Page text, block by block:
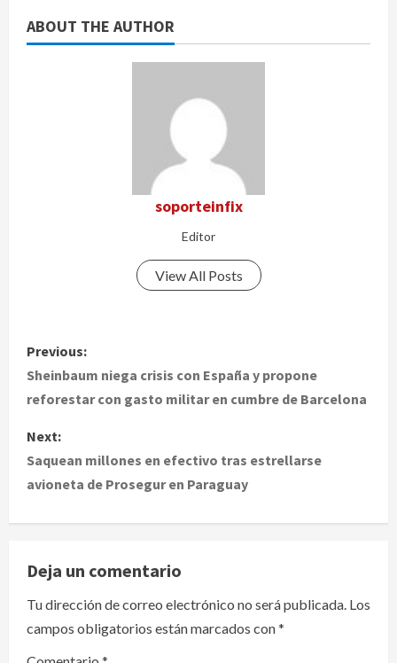
ABOUT THE AUTHOR
soporteinfix
Editor
View All Posts
P
o
t
n
a
v
i
g
Previous:
Sheinbaum niega crisis con España y propone
reforestar con gasto militar en cumbre de Barcelona
Next:
Saquean millones en efectivo tras estrellarse
avioneta de Prosegur en Paraguay
Deja un comentario
Tu dirección de correo electrónico no será publicada. Los
campos obligatorios están marcados con*